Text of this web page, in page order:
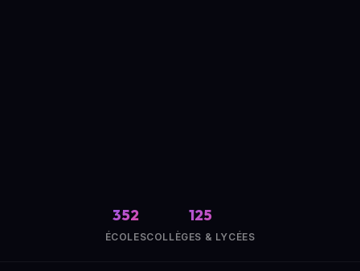
352
ÉCOLES
125
COLLÈGES & LYCÉES